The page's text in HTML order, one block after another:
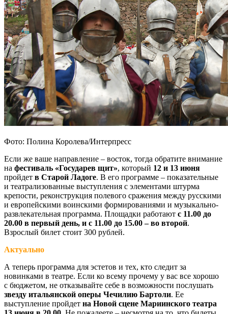
Фото: Полина Королева/Интерпресс
Если же ваше направление – восток, тогда обратите внимание
на фестиваль «Государев щит», который 12 и 13 июня
пройдет в Старой Ладоге. В его программе – показательные
и театрализованные выступления с элементами штурма
крепости, реконструкция полевого сражения между русскими
и европейскими воинскими формированиями и музыкально-
развлекательная программа. Площадки работают с 11.00 до
20.00 в первый день, и с 11.00 до 15.00 – во второй.
Взрослый билет стоит 300 рублей.
Актуально
А теперь программа для эстетов и тех, кто следит за
новинками в театре. Если ко всему прочему у вас все хорошо
с бюджетом, не отказывайте себе в возможности послушать
звезду итальянской оперы Чечилию Бартоли. Ее
выступление пройдет на Новой сцене Мариинского театра